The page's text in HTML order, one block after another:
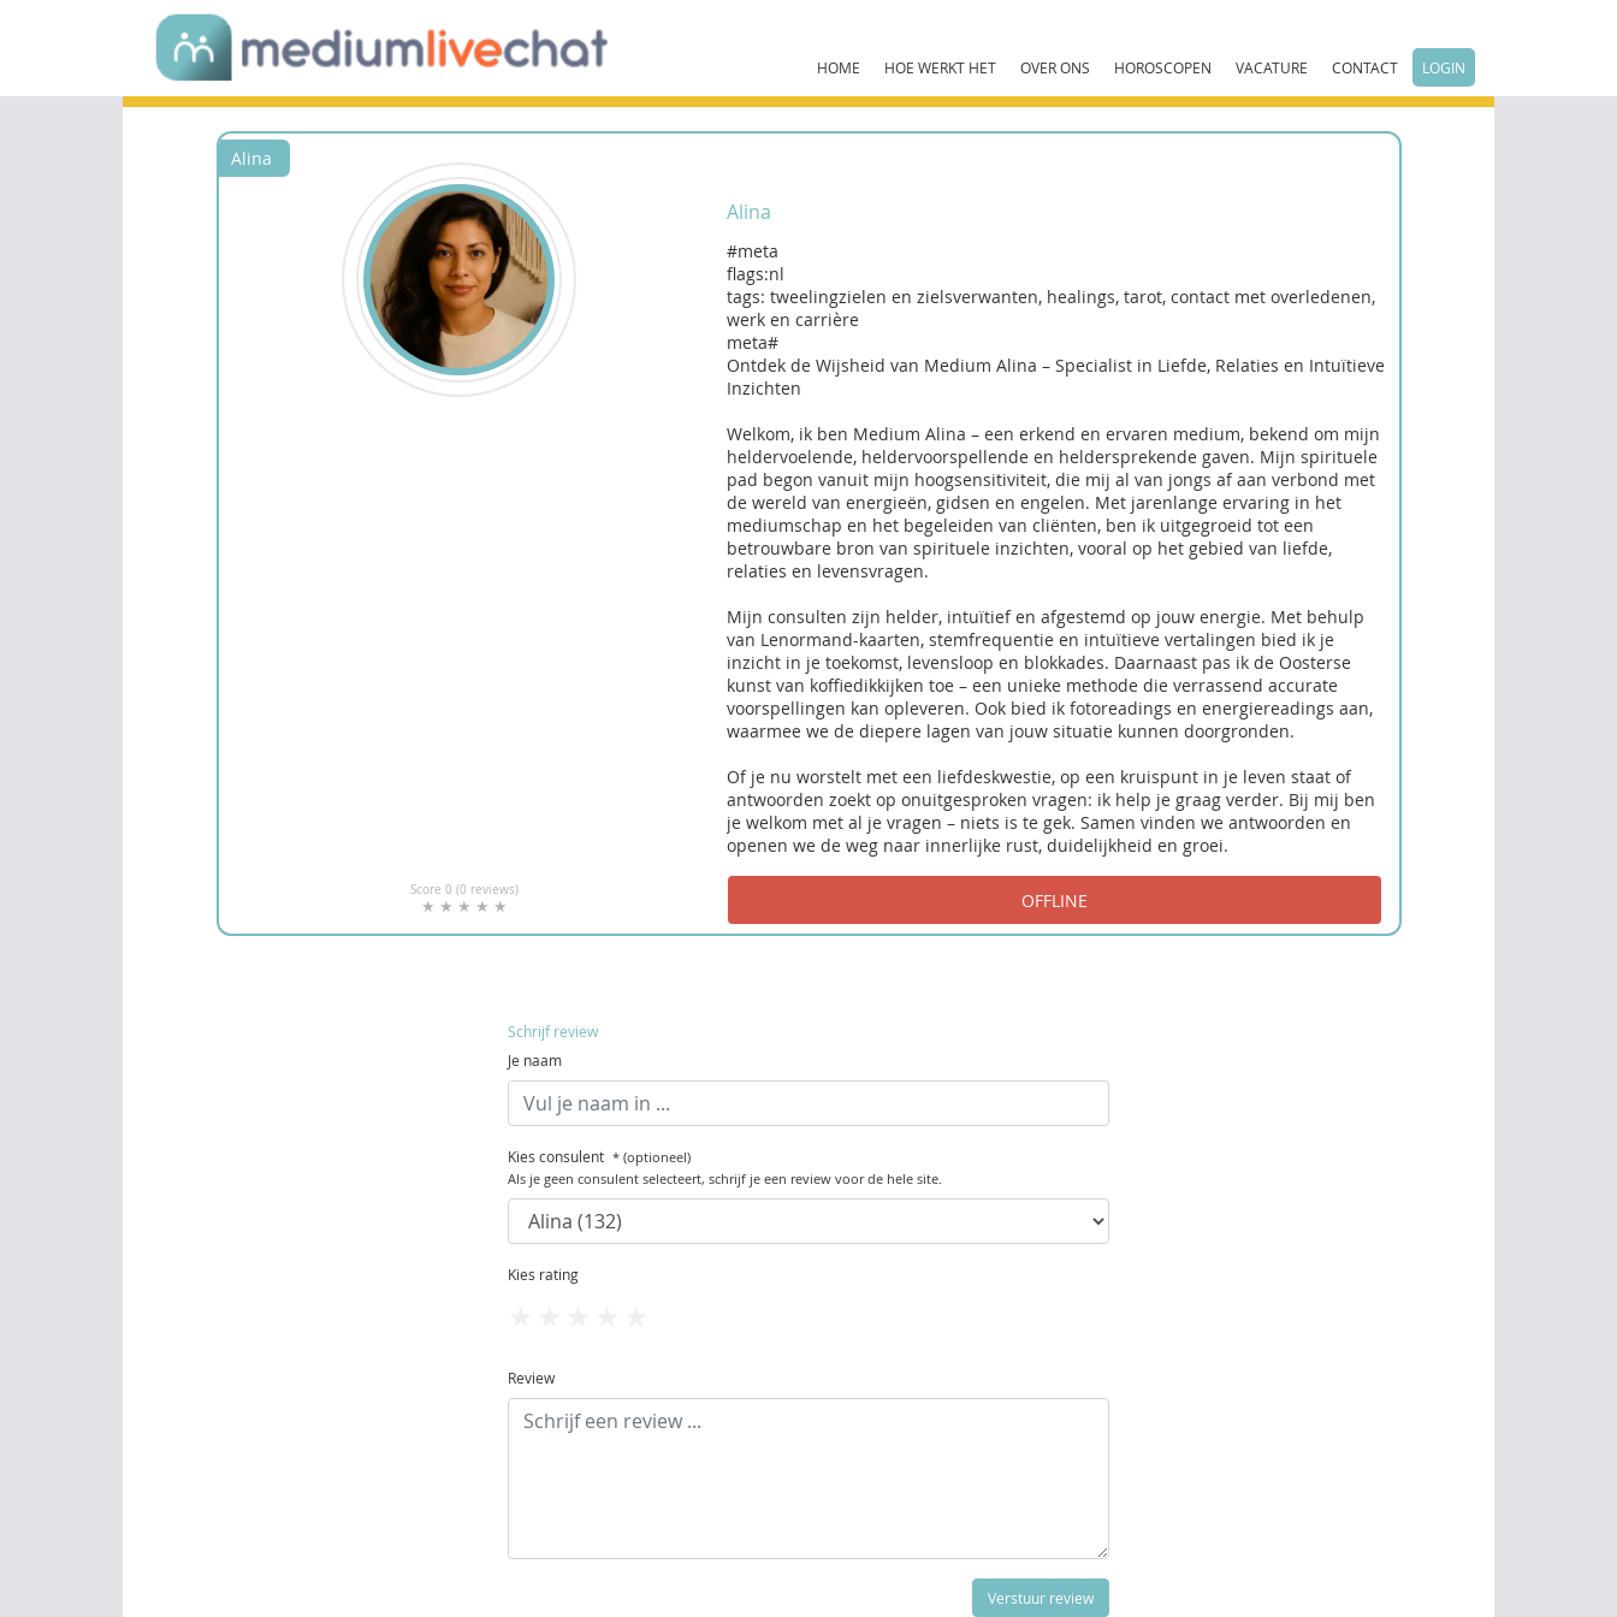
HOME HOE WERKT HET OVER ONS HOROSCOPEN VACATURE CONTACT LOGIN
Alina
#meta
flags:nl
tags: tweelingzielen en zielsverwanten, healings, tarot, contact met overledenen,
werk en carrière
meta#
Ontdek de Wijsheid van Medium Alina – Specialist in Liefde, Relaties en Intuïtieve
Inzichten
Welkom, ik ben Medium Alina – een erkend en ervaren medium, bekend om mijn
heldervoelende, heldervoorspellende en heldersprekende gaven. Mijn spirituele
pad begon vanuit mijn hoogsensitiviteit, die mij al van jongs af aan verbond met
de wereld van energieën, gidsen en engelen. Met jarenlange ervaring in het
mediumschap en het begeleiden van cliënten, ben ik uitgegroeid tot een
betrouwbare bron van spirituele inzichten, vooral op het gebied van liefde,
relaties en levensvragen.
Mijn consulten zijn helder, intuïtief en afgestemd op jouw energie. Met behulp
van Lenormand-kaarten, stemfrequentie en intuïtieve vertalingen bied ik je
inzicht in je toekomst, levensloop en blokkades. Daarnaast pas ik de Oosterse
kunst van koffiedikkijken toe – een unieke methode die verrassend accurate
voorspellingen kan opleveren. Ook bied ik fotoreadings en energiereadings aan,
waarmee we de diepere lagen van jouw situatie kunnen doorgronden.
Of je nu worstelt met een liefdeskwestie, op een kruispunt in je leven staat of
antwoorden zoekt op onuitgesproken vragen: ik help je graag verder. Bij mij ben
je welkom met al je vragen – niets is te gek. Samen vinden we antwoorden en
openen we de weg naar innerlijke rust, duidelijkheid en groei.
Alina
Score 0 (0 reviews)
Schrijf review
Je naam
Kies consulent * (optioneel)
Als je geen consulent selecteert, schrijf je een review voor de hele site.
Kies rating
Review